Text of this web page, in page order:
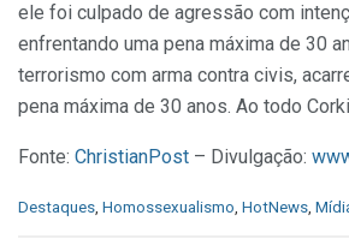
ele foi culpado de agressão com
enfrentando uma pena máxima de 30
terrorismo com arma contra civis,
pena máxima de 30 anos. Ao todo
Fonte: ChristianPost – Divulgação:
C
Destaques, Homossexualismo, HotNews,